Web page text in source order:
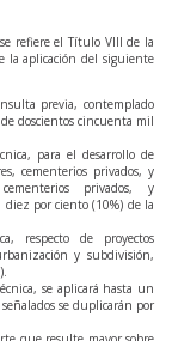
refiere el Título VIII de la
la aplicación del siguiente
previa, contemplado
doscientos cincuenta mil
para el desarrollo de
cementerios privados, y
privados, y
por ciento (10%) de la
respecto de proyectos
y subdivisión,
se aplicará hasta un
se duplicarán por